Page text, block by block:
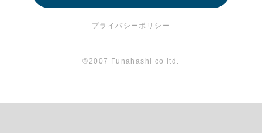
プライバシーポリシー
©2007 Funahashi co ltd.